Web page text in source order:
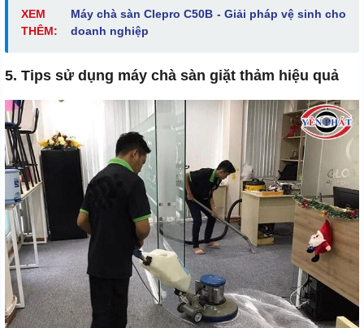
XEM
THÊM:
Máy chà sàn Clepro C50B - Giải pháp vệ sinh cho
doanh nghiệp
5. Tips sử dụng máy chà sàn giặt thảm hiệu quả